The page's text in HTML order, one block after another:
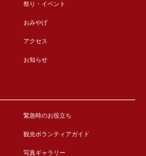
祭り・イベント
おみやげ
アクセス
お知らせ
緊急時のお役立ち
観光ボランティアガイド
写真ギャラリー